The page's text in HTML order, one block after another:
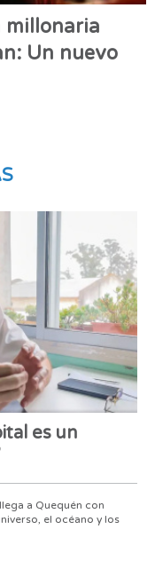
millonaria
Un nuevo
es un
a Quequén con
el océano y los